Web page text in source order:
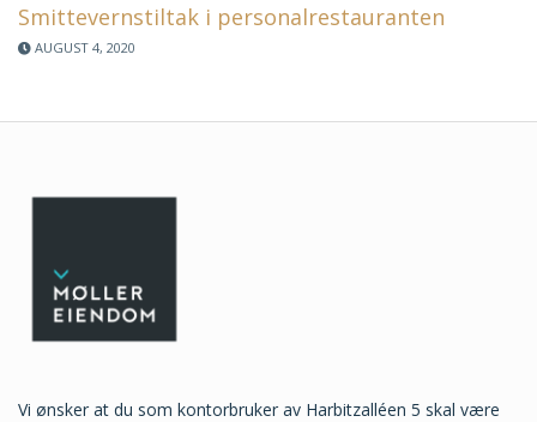
Smittevernstiltak i personalrestauranten
AUGUST 4, 2020
Vi ønsker at du som kontorbruker av Harbitzalléen 5 skal være